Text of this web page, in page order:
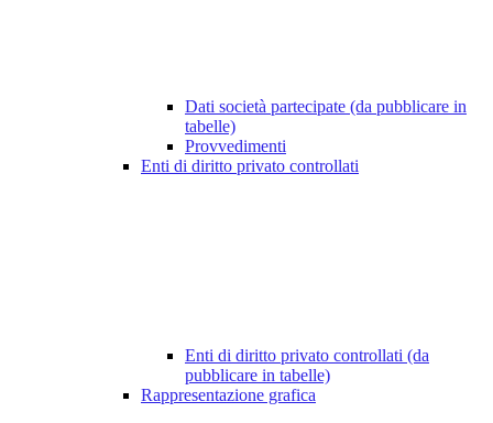
Dati società partecipate (da pubblicare in
tabelle)
Provvedimenti
Enti di diritto privato controllati
Enti di diritto privato controllati (da
pubblicare in tabelle)
Rappresentazione grafica